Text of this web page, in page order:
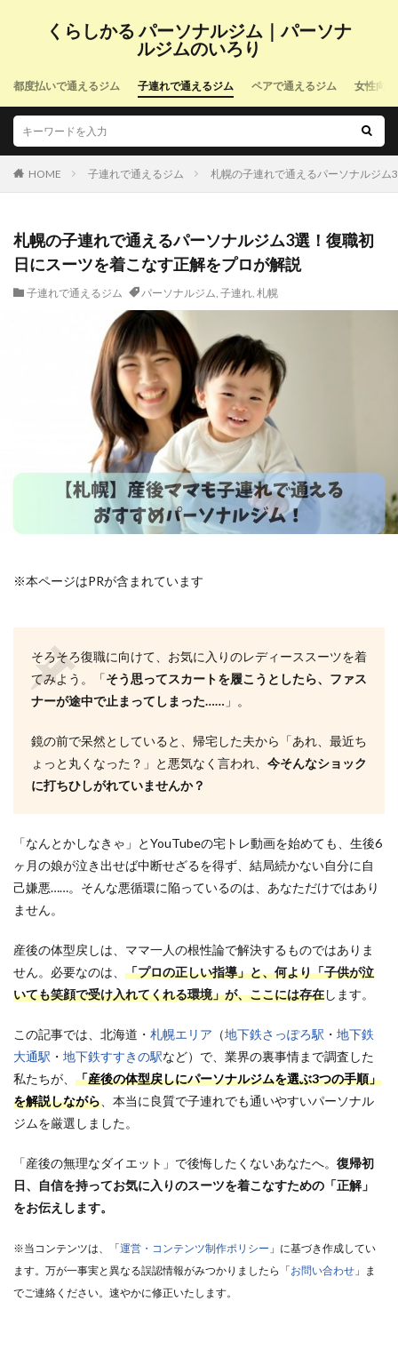
くらしかる パーソナルジム｜パーソナ
ルジムのいろり
都度払いで通えるジム 子連れで通えるジム ペアで通えるジム 女性向
HOME 子連れで通えるジム 札幌の子連れで通えるパーソナルジ
札幌の子連れで通えるパーソナルジム3選！復職初
日にスーツを着こなす正解をプロが解説
子連れで通えるジム パーソナルジム, 子連れ, 札幌
※本ページはPRが含まれています
そろそろ復職に向けて、お気に入りのレディーススーツを着
てみよう。「そう思ってスカートを履こうとしたら、ファス
ナーが途中で止まってしまった…… 」。
鏡の前で呆然としていると、帰宅した夫から「あれ、最近ち
ょっと丸くなった？」と悪気なく言われ、 今そんなショック
に打ちひしがれていませんか？
「なんとかしなきゃ」とYouTubeの宅トレ動画を始めても、生後6
ヶ月の娘が泣き出せば中断せざるを得ず、結局続かない自分に自
己嫌悪……。そんな悪循環に陥っているのは、あなただけではあり
ません。
産後の体型戻しは、ママ一人の根性論で解決するものではありま
せん。必要なのは、 「プロの正しい指導」と、何より「子供が泣
いても笑顔で受け入れてくれる環境」が、ここには存在します。
この記事では、北海道・ 札幌エリア （地下鉄さっぽろ駅 ・ 地下鉄
大通駅 ・ 地下鉄すすきの駅など）で、業界の裏事情まで調査した
私たちが、 「産後の体型戻しにパーソナルジムを選ぶ3つの手順」
を解説しながら 、本当に良質で子連れでも通いやすいパーソナル
ジムを厳選しました。
「産後の無理なダイエット」で後悔したくないあなたへ。 復帰初
日、自信を持ってお気に入りのスーツを着こなすための「正解」
をお伝えします。
※当コンテンツは、「運営・コンテンツ制作ポリシー 」に基づき作成してい
ます。万が一事実と異なる誤認情報がみつかりましたら「お問い合わせ 」ま
でご連絡ください。速やかに修正いたします。